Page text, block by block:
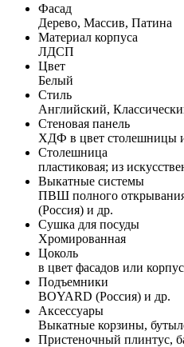
Фасад
Дерево, Массив, Патина
Материал корпуса
ЛДСП
Цвет
Белый
Стиль
Английский,
Стеновая панель
ХДФ в цвет столешницы
Столешница
пластиковая; из
Выкатные системы
ПВШ полного
(Россия) и др.
Сушка для посуды
Хромированная
Цоколь
в цвет фасадов или
Подъемники
BOYARD (Россия) и др.
Аксессуары
Выкатные корзины,
Пристеночный плинтус,